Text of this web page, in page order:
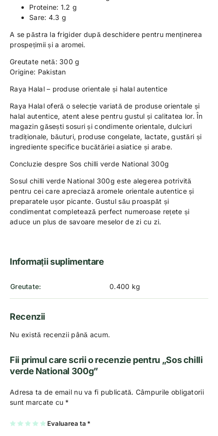
Proteine: 1.2 g
Sare: 4.3 g
A se păstra la frigider după deschidere pentru menținerea
prospețimii și a aromei.
Greutate netă: 300 g
Origine: Pakistan
Raya Halal – produse orientale și halal autentice
Raya Halal oferă o selecție variată de produse orientale și
halal autentice, atent alese pentru gustul și calitatea lor. În
magazin găsești sosuri și condimente orientale, dulciuri
tradiționale, băuturi, produse congelate, lactate, gustări și
ingrediente specifice bucătăriei asiatice și arabe.
Concluzie despre Sos chilli verde National 300g
Sosul chilli verde National 300g este alegerea potrivită
pentru cei care apreciază aromele orientale autentice și
preparatele ușor picante. Gustul său proaspăt și
condimentat completează perfect numeroase rețete și
aduce un plus de savoare meselor de zi cu zi.
Informații suplimentare
Greutate 0.400 kg
Recenzii
Nu există recenzii până acum.
Fii primul care scrii o recenzie pentru „Sos chilli
verde National 300g”
Adresa ta de email nu va fi publicată. Câmpurile obligatorii
sunt marcate cu *
Evaluarea ta *
U 2 3
4 5